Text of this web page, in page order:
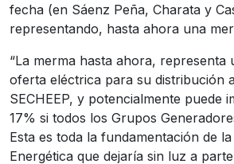
fecha (en Sáenz Peña, Charata y
representando, hasta ahora una
“La merma hasta ahora, representa
oferta eléctrica para su distribución
SECHEEP, y potencialmente puede
17% si todos los Grupos
Esta es toda la fundamentación de
Energética que dejaría sin luz a